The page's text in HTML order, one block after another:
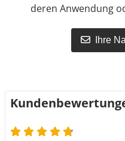
deren Anwendung
Ihre
4.8